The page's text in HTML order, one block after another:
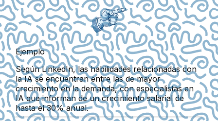
Ejemplo
Según LinkedIn, las habilidades relacionadas con
la IA se encuentran entre las de mayor
crecimiento en la demanda, con especialistas en
IA que informan de un crecimiento salarial de
hasta el 30% anual.